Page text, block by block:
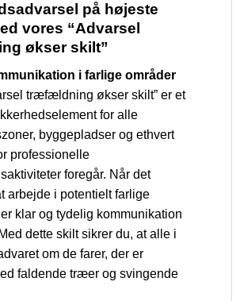
på højeste
vores “Advarsel
økser skilt”
i farlige områder
træfældning økser skilt” er et
for alle
byggepladser og ethvert
professionelle
foregår. Når det
arbejde i potentielt farlige
klar og tydelig kommunikation
dette skilt sikrer du, at alle i
om de farer, der er
faldende træer og svingende